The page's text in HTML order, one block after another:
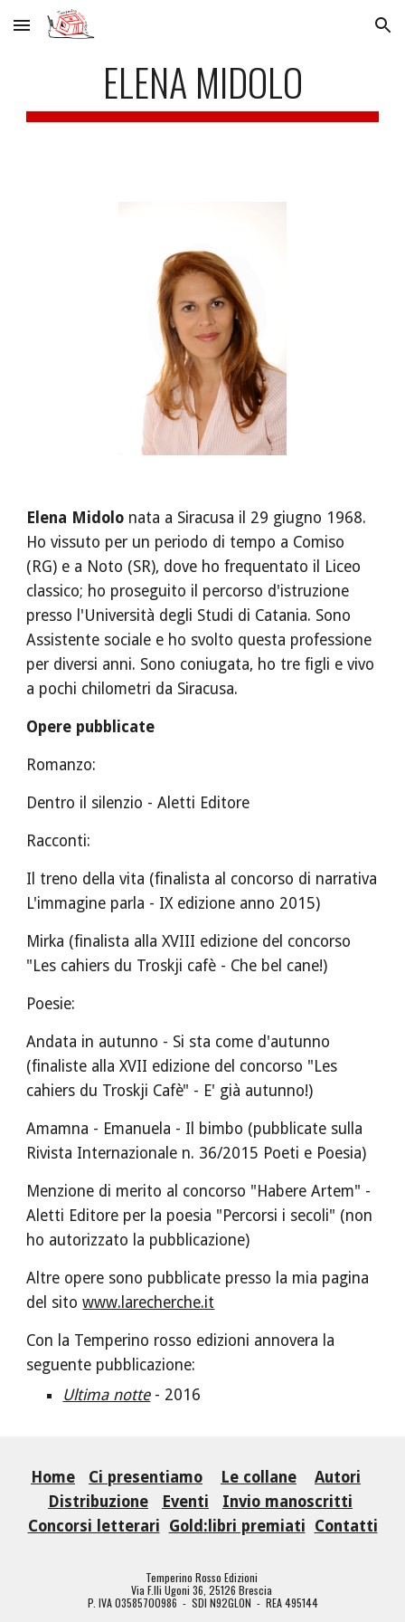
Skip to main content Skip to navigation
ELENA MIDOLO
Elena Midolo nata a Siracusa il 29 giugno 1968.
Ho vissuto per un periodo di tempo a Comiso
(RG) e a Noto (SR), dove ho frequentato il Liceo
classico; ho proseguito il percorso d'istruzione
presso l'Università degli Studi di Catania. Sono
Assistente sociale e ho svolto questa professione
per diversi anni. Sono coniugata, ho tre figli e vivo
a pochi chilometri da Siracusa.
Opere pubblicate
Romanzo:
Dentro il silenzio - Aletti Editore
Racconti:
Il treno della vita (finalista al concorso di narrativa
L'immagine parla - IX edizione anno 2015)
Mirka (finalista alla XVIII edizione del concorso
"Les cahiers du Troskji cafè - Che bel cane!)
Poesie:
Andata in autunno - Si sta come d'autunno
(finaliste alla XVII edizione del concorso "Les
cahiers du Troskji Cafè" - E' già autunno!)
Amamna - Emanuela - Il bimbo (pubblicate sulla
Rivista Internazionale n. 36/2015 Poeti e Poesia)
Menzione di merito al concorso "Habere Artem" -
Aletti Editore per la poesia "Percorsi i secoli" (non
ho autorizzato la pubblicazione)
Altre opere sono pubblicate presso la mia pagina
del sito www.larecherche.it
Con la Temperino rosso edizioni annovera la
seguente pubblicazione:
Ultima notte - 2016
Home Ci presentiamo Le collane
Autori
Distribuzione
Eventi
Invio manoscritti
Concorsi letterari Gold:libri premiati Contatti
Temperino Rosso Edizioni
Via F.lli Ugoni 36, 25126 Brescia
P. IVA 03585700986 - SDI N92GLON - REA 495144